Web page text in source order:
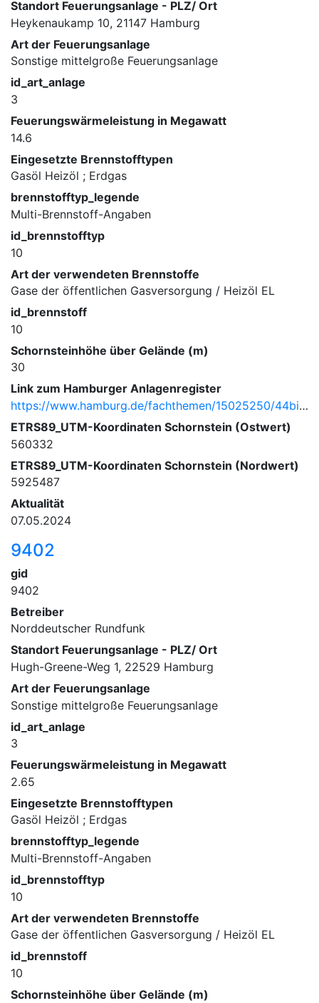
Standort Feuerungsanlage - PLZ/ Ort
Heykenaukamp 10, 21147 Hamburg
Art der Feuerungsanlage
Sonstige mittelgroße Feuerungsanlage
id_art_anlage
3
Feuerungswärmeleistung in Megawatt
14.6
Eingesetzte Brennstofftypen
Gasöl Heizöl ; Erdgas
brennstofftyp_legende
Multi-Brennstoff-Angaben
id_brennstofftyp
10
Art der verwendeten Brennstoffe
Gase der öffentlichen Gasversorgung / Heizöl EL
id_brennstoff
10
Schornsteinhöhe über Gelände (m)
30
Link zum Hamburger Anlagenregister
https://www.hamburg.de/fachthemen/15025250/44bimschv/
ETRS89_UTM-Koordinaten Schornstein (Ostwert)
560332
ETRS89_UTM-Koordinaten Schornstein (Nordwert)
5925487
Aktualität
07.05.2024
9402
gid
9402
Betreiber
Norddeutscher Rundfunk
Standort Feuerungsanlage - PLZ/ Ort
Hugh-Greene-Weg 1, 22529 Hamburg
Art der Feuerungsanlage
Sonstige mittelgroße Feuerungsanlage
id_art_anlage
3
Feuerungswärmeleistung in Megawatt
2.65
Eingesetzte Brennstofftypen
Gasöl Heizöl ; Erdgas
brennstofftyp_legende
Multi-Brennstoff-Angaben
id_brennstofftyp
10
Art der verwendeten Brennstoffe
Gase der öffentlichen Gasversorgung / Heizöl EL
id_brennstoff
10
Schornsteinhöhe über Gelände (m)